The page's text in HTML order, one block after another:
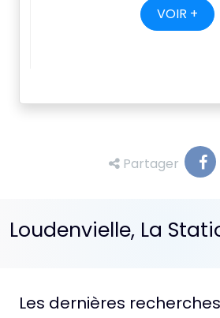
VOIR +
Partager
Loudenvielle, La
Les dernières recherches